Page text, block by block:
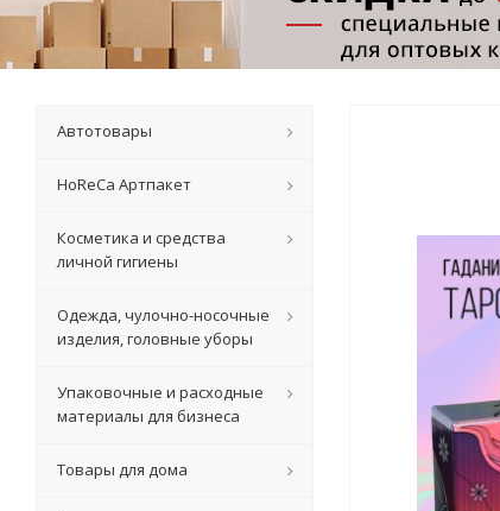
Автотовары
HoReCa Артпакет
Косметика и средства
личной гигиены
Одежда, чулочно-носочные
изделия, головные уборы
Упаковочные и расходные
материалы для бизнеса
Товары для дома